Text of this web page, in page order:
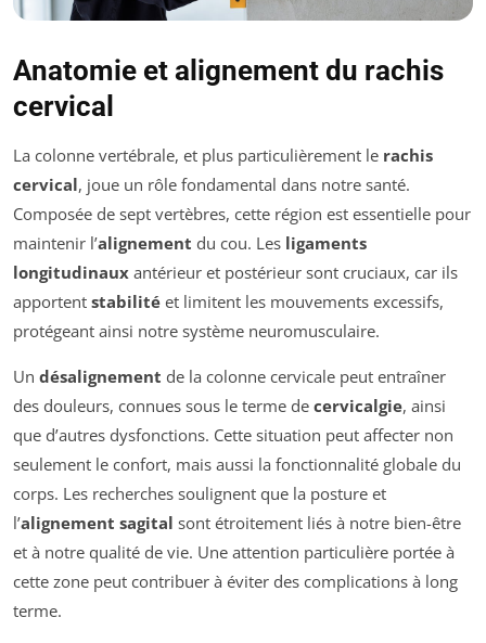
Anatomie et alignement du rachis
cervical
La colonne vertébrale, et plus particulièrement le rachis
cervical, joue un rôle fondamental dans notre santé.
Composée de sept vertèbres, cette région est essentielle pour
maintenir l’alignement du cou. Les ligaments
longitudinaux antérieur et postérieur sont cruciaux, car ils
apportent stabilité et limitent les mouvements excessifs,
protégeant ainsi notre système neuromusculaire.
Un désalignement de la colonne cervicale peut entraîner
des douleurs, connues sous le terme de cervicalgie, ainsi
que d’autres dysfonctions. Cette situation peut affecter non
seulement le confort, mais aussi la fonctionnalité globale du
corps. Les recherches soulignent que la posture et
l’alignement sagital sont étroitement liés à notre bien-être
et à notre qualité de vie. Une attention particulière portée à
cette zone peut contribuer à éviter des complications à long
terme.